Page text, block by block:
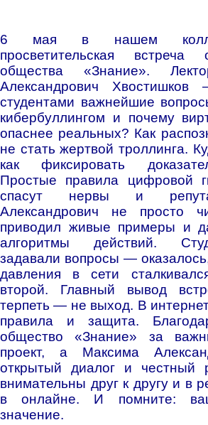
6 мая в нашем
просветительская встреча
общества «Знание».
Александрович
студентами важнейшие
кибербуллингом и почему
опаснее реальных? Как
не стать жертвой троллинга.
как фиксировать
Простые правила цифровой
спасут нервы и
Александрович не просто
приводил живые примеры и
алгоритмы действий.
задавали вопросы —
давления в сети
второй. Главный вывод
терпеть — не выход. В
правила и защита.
общество «Знание» за
проект, а Максима
открытый диалог и честный
внимательны друг к другу и в
в онлайне. И помните:
значение.